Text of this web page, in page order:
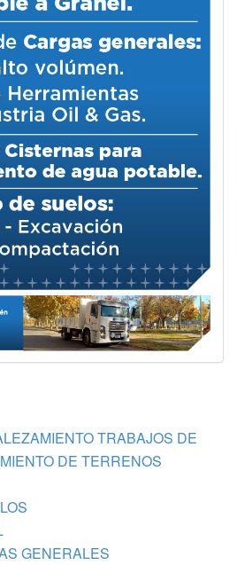
TRABAJOS DE
DE TERRENOS
GENERALES